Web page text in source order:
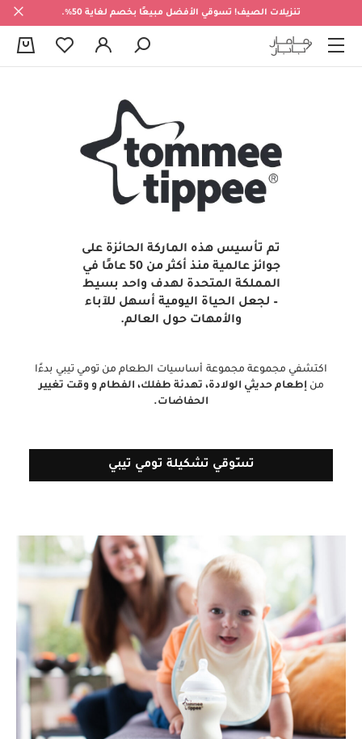
تنزيلات الصيف! تسوقي الأفضل مبيعًا بخصم لغاية 50%.
تم تأسيس هذه الماركة الحائزة على
جوائز عالمية منذ أكثر من 50 عامًا في
المملكة المتحدة لهدف واحد بسيط
– لجعل الحياة اليومية أسهل للآباء
والأمهات حول العالم.
اكتشفي مجموعة مجموعة أساسيات الطعام من تومي تيبي بدءًا
من إطعام حديثي الولادة، تهدئة طفلك، الفطام و وقت تغيير
الحفاضات.
تسّوقي تشكيلة تومي تيبي